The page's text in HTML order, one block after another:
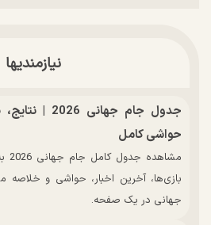
نیازمندیها
جدول جام
حواشی کامل
بازی‌ها، آخرین اخبار، حواشی و خلاصه
جهانی در یک صفحه.